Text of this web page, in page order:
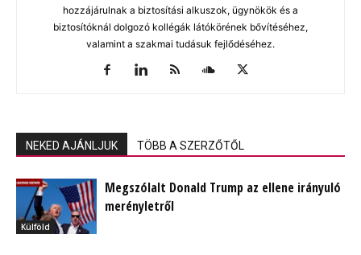
hozzájárulnak a biztosítási alkuszok, ügynökök és a
biztosítóknál dolgozó kollégák látókörének bővítéséhez,
valamint a szakmai tudásuk fejlődéséhez.
NEKED AJÁNLJUK TÖBB A SZERZŐTŐL
Külföld
Megszólalt Donald Trump az ellene irányuló
merényletről